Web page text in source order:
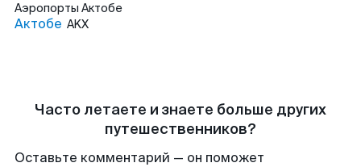
Аэропорты Актобе
Актобе AKX
Часто летаете и знаете больше других
путешественников?
Оставьте комментарий — он поможет